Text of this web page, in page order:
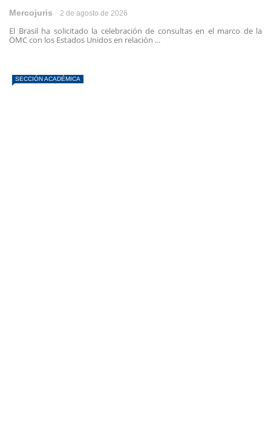
Mercojuris 2 de agosto de 2026
El Brasil ha solicitado la celebración de consultas en el marco de la
OMC con los Estados Unidos en relación ...
SECCIÓN ACADÉMICA